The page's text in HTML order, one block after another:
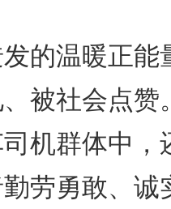
的温暖正能
被社会点赞
机群体中，
劳勇敢、诚